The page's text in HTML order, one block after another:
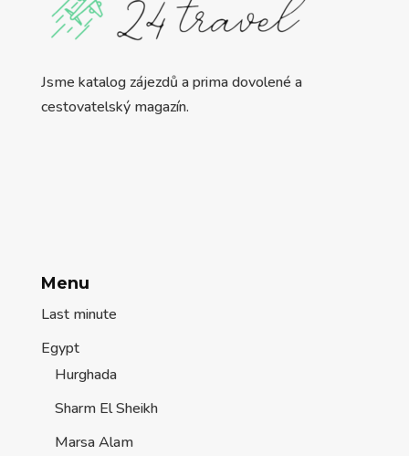
Jsme katalog zájezdů a prima dovolené a
cestovatelský magazín.
Menu
Last minute
Egypt
Hurghada
Sharm El Sheikh
Marsa Alam